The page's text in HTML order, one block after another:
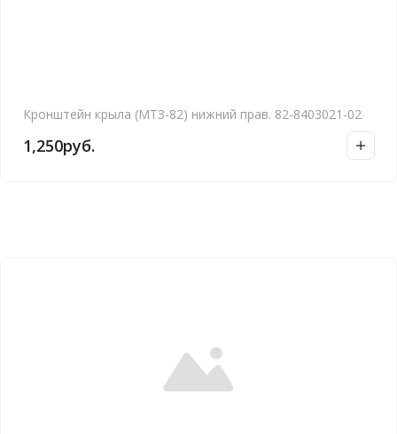
Кронштейн крыла (МТЗ-82) нижний прав. 82-8403021-02
1,250руб.